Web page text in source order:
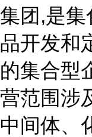
集团,是
品开发和
的集合型
营范围涉
中间体、